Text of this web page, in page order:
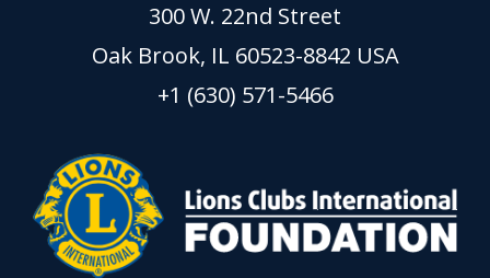
300 W. 22nd Street
Oak Brook, IL 60523-8842 USA
+1 (630) 571-5466